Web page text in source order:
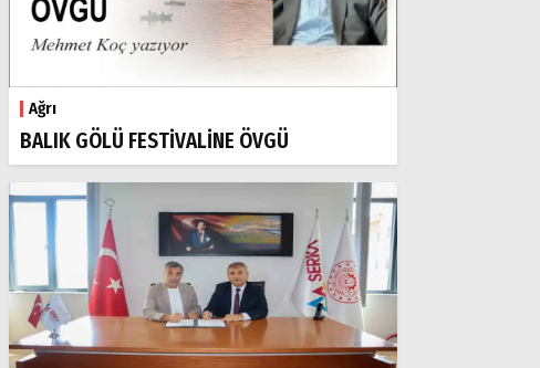
Ağrı
BALIK GÖLÜ FESTİVALİNE ÖVGÜ